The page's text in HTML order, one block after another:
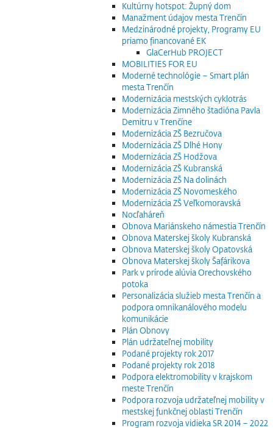
Kultúrny hotspot: Župný dom
Manažment údajov mesta Trenčín
Medzinárodné projekty, Programy EU
priamo financované EK
GlaCerHub PROJECT
MOBILITIES FOR EU
Moderné technológie – Smart plán
mesta Trenčín
Modernizácia mestských cyklotrás
Modernizácia Zimného štadióna Pavla
Demitru v Trenčíne
Modernizácia ZŠ Bezručova
Modernizácia ZŠ Dlhé Hony
Modernizácia ZŠ Hodžova
Modernizácia ZŠ Kubranská
Modernizácia ZŠ Na dolinách
Modernizácia ZŠ Novomeského
Modernizácia ZŠ Veľkomoravská
Nocľaháreň
Obnova Mariánskeho námestia Trenčín
Obnova Materskej školy Kubranská
Obnova Materskej školy Opatovská
Obnova Materskej školy Šafárikova
Park v prírode alúvia Orechovského
potoka
Personalizácia služieb mesta Trenčín a
podpora omnikanálového modelu
komunikácie
Plán Obnovy
Plán udržateľnej mobility
Podané projekty rok 2017
Podané projekty rok 2018
Podpora elektromobility v krajskom
meste Trenčín
Podpora rozvoja udržateľnej mobility v
mestskej funkčnej oblasti Trenčín
Program rozvoja vidieka SR 2014 – 2022